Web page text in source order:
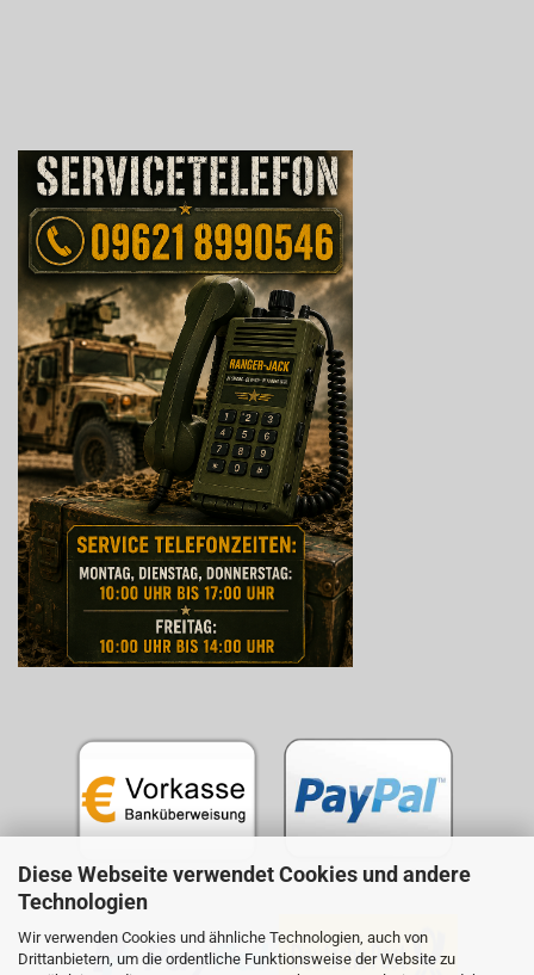
Diese Webseite verwendet Cookies und andere
Technologien
Wir verwenden Cookies und ähnliche Technologien, auch von
Drittanbietern, um die ordentliche Funktionsweise der Website zu